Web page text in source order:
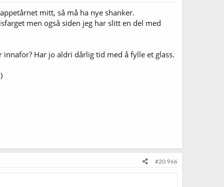
mitt, så må ha nye shanker.
men også siden jeg har slitt en del med
Har jo aldri dårlig tid med å fylle et glass.
#20.966